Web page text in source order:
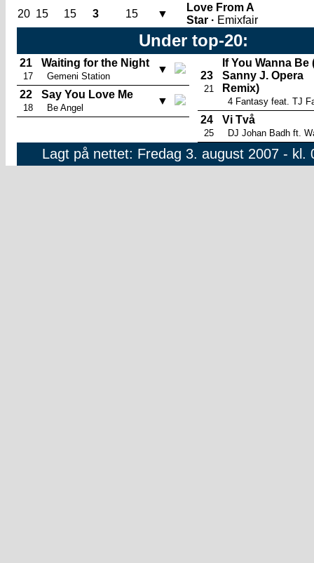
20 15 15 3 15 ▼
Love From A
Star · Emixfair
Under top-20:
21
17
Waiting for the Night
Gemeni Station
▼
22
18
Say You Love Me
Be Angel
▼
23
21
If You Wanna Be
Sanny J. Opera
Remix)
4 Fantasy feat. TJ
24
25
Vi Två
DJ Johan Badh ft.
Lagt på nettet: Fredag 3. august 2007 - kl.